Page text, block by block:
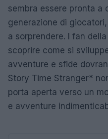
sembra essere pronta a
generazione di
a sorprendere. I fan
scoprire come si
avventure e sfide
Story Time Stranger*
porta aperta verso un
e avventure